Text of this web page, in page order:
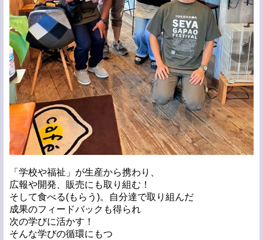
「学校や福祉」が生産から携わり、
広報や開発、販売にも取り組む！
そして食べる(もらう)。自分達で取り組んだ
成果のフィードバックも得られ
次の学びに活かす！
そんな学びの循環にもつ